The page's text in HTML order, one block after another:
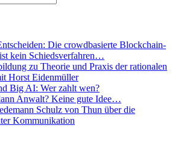
Die crowdbasierte Blockchain-
kein Schiedsverfahren…
zu Theorie und Praxis der rationalen
Horst Eidenmüller
Big AI: Wer zahlt wen?
Anwalt? Keine gute Idee…
Schulz von Thun über die
Kommunikation